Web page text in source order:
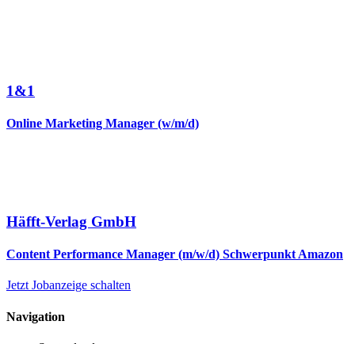
1&1
Online Marketing Manager (w/m/d)
Häfft-Verlag GmbH
Content Performance Manager (m/w/d) Schwerpunkt Amazon
Jetzt Jobanzeige schalten
Navigation